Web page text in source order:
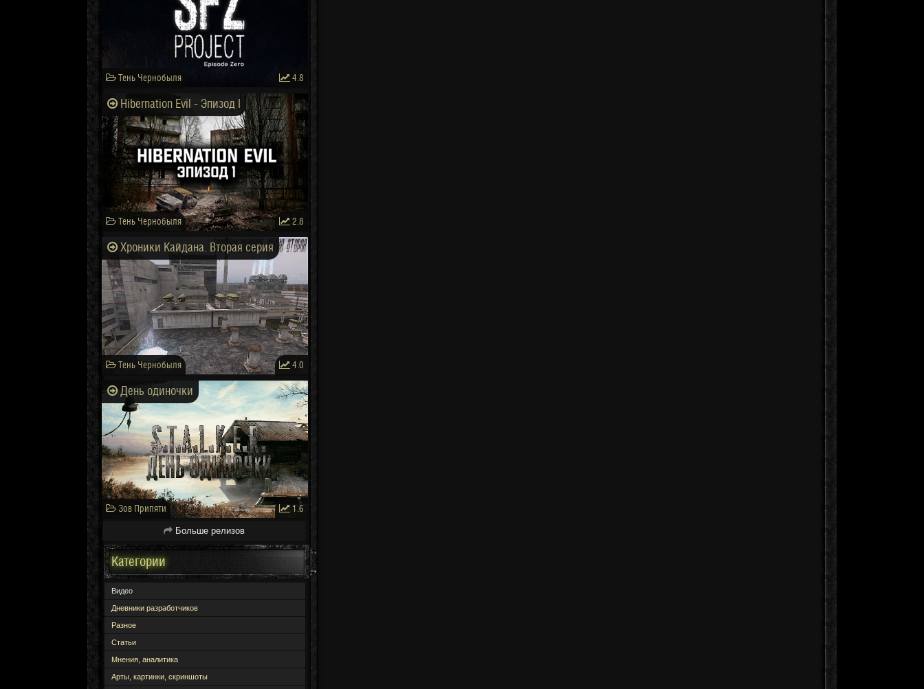
Тень Чернобыля 4.8
Hibernation Evil - Эпизод I
Тень Чернобыля 2.8
Хроники Кайдана. Вторая серия
Тень Чернобыля 4.0
День одиночки
Зов Припяти 1.6
Больше релизов
Категории
Видео
Дневники разработчиков
Разное
Статьи
Мнения, аналитика
Арты, картинки, скриншоты